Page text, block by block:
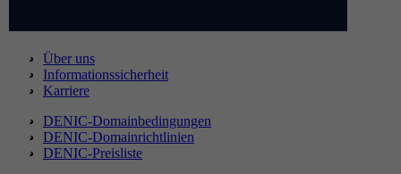
Über uns
Informationssicherheit
Karriere
DENIC-Domainbedingungen
DENIC-Domainrichtlinien
DENIC-Preisliste